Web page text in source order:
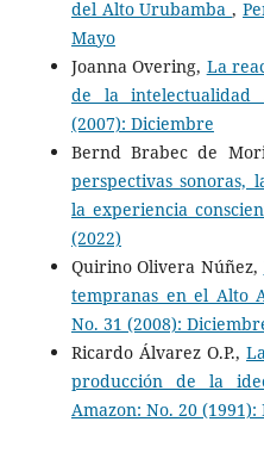
del Alto Urubamba,
Mayo
Joanna Overing, La
de la intelectualidad
(2007): Diciembre
Bernd Brabec de
perspectivas sonoras,
la experiencia
(2022)
Quirino Olivera Núñez,
tempranas en el Alto
No. 31 (2008):
Ricardo Álvarez O.P.,
producción de la
Amazon: No. 20